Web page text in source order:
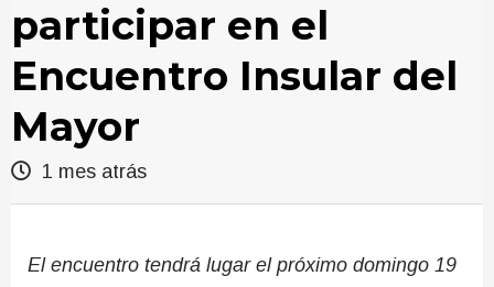
participar en el
Encuentro Insular del
Mayor
1 mes atrás
El encuentro tendrá lugar el próximo domingo 19